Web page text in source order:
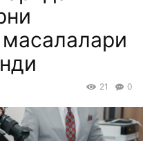
0
21